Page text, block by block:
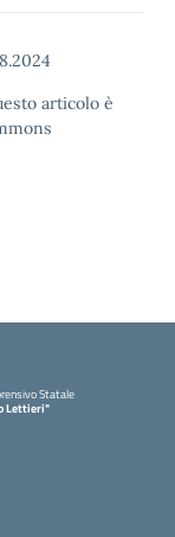
articolo è
Statale
Lettieri"